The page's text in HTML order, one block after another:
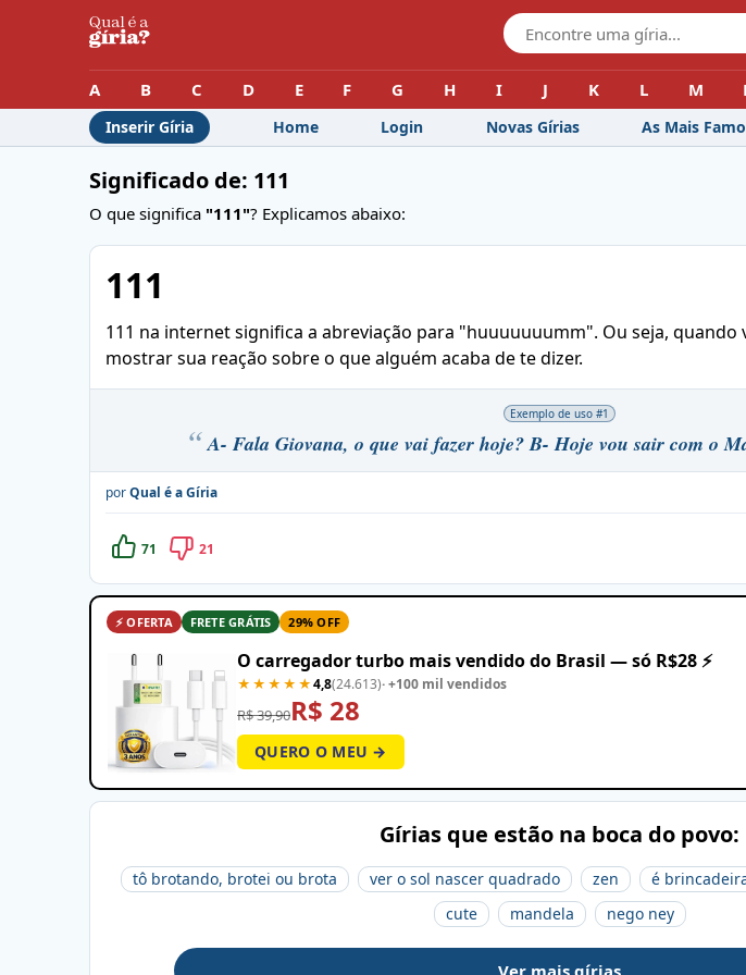
A B C D E F G H I J K L M
Inserir Gíria Home Login Novas Gírias As Mais
Significado de: 111
O que significa "111"? Explicamos abaixo:
111
111 na internet significa a abreviação para "huuuuuuumm". Ou seja, quando
mostrar sua reação sobre o que alguém acaba de te dizer.
Exemplo de uso #1
A- Fala Giovana, o que vai fazer hoje? B- Hoje vou sair com o
porQual é a Gíria
71 21
⚡ OFERTA FRETE GRÁTIS 29% OFF
O carregador turbo mais vendido do Brasil — só R$28 ⚡
★★★★★4,8(24.613)· +100 mil vendidos
R$ 39,90R$ 28
QUERO O MEU →
Gírias que estão na boca do povo:
tô brotando, brotei ou brota ver o sol nascer quadrado zen é
cute
mandela nego ney
Ver mais gírias